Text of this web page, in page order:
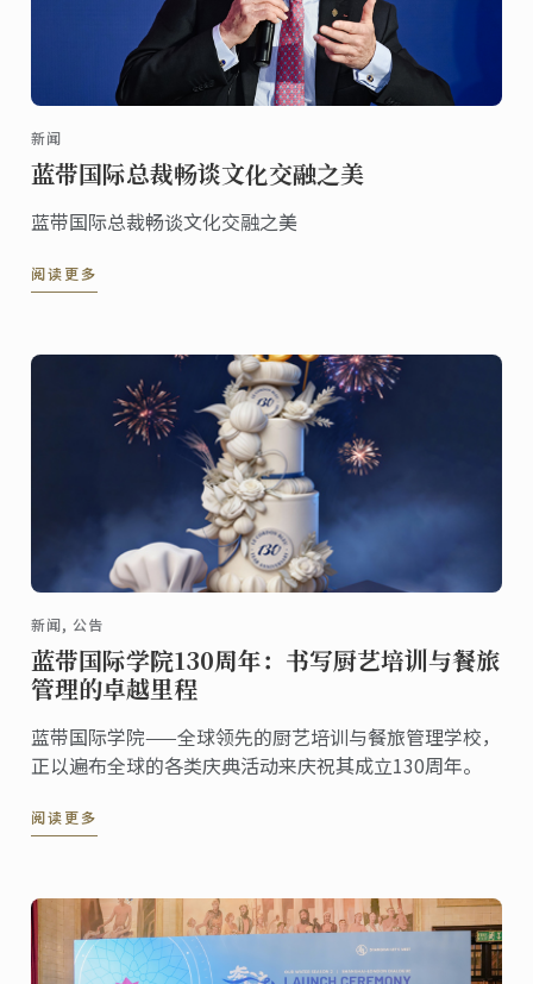
新闻
蓝带国际总裁畅谈文化交融之美
蓝带国际总裁畅谈文化交融之美
阅读更多
新闻, 公告
蓝带国际学院130周年：书写厨艺培训与餐旅
管理的卓越里程
蓝带国际学院——全球领先的厨艺培训与餐旅管理学校，
正以遍布全球的各类庆典活动来庆祝其成立130周年。
阅读更多